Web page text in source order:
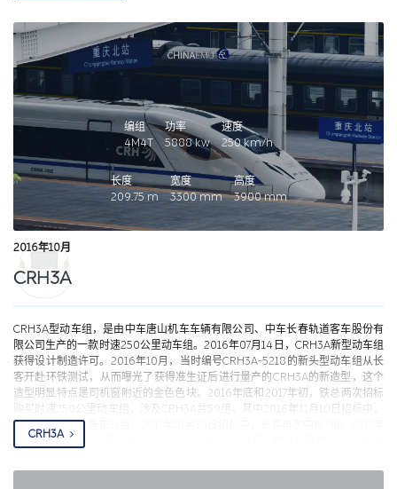
团有限公司沈阳南动车所，运行沈阳-丹东。客流高峰日在沈阳-丹东等线路运
行。
编组
4M4T
功率
5888kw
速度
250km/h
长度
209.75 m
宽度
3300mm
高度
3900mm
2016年10月
CRH3A
CRH3A型动车组，是由中车唐山机车车辆有限公司、中车长春轨道客车股份有
限公司生产的一款时速250公里动车组。2016年07月14日，CRH3A新型动车组
获得设计制造许可。2016年10月，当时编号CRH3A-5218的新头型动车组从长
客开赴环铁测试，从而曝光了获得准生证后进行量产的CRH3A的新造型，这个
造型明显特点是司机窗附近的金色色块。
2016年底和2017年初，铁总两次招标
购买时速250公里动车组，涉及CRH3A共59组。其中2016年11月10日招标中，
长客中标21组、唐车31组，2017年01月18日招标中，长客再次中标7组。2017年
年初，首列CRH3A编号改为5230。
月22日，CRH3A参与西成高铁全线模拟运行。2017年12月06日，随着西成高
CRH3A